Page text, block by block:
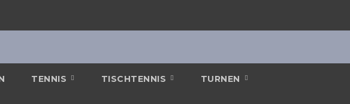
TENNIS TISCHTENNIS TURNEN